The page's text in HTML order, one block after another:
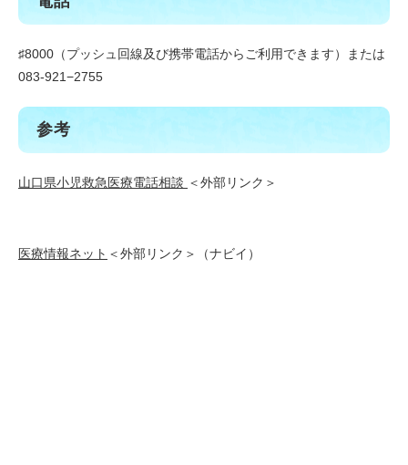
♯8000（プッシュ回線及び携帯電話からご利用できます）または
083-921−2755
参考
山口県小児救急医療電話相談 ＜外部リンク＞
医療情報ネット ＜外部リンク＞ （ナビイ）